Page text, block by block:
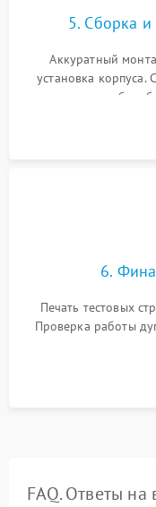
5. Сборка
Аккуратный
установка
счетчиков
обновление
6.
Печать тестовых
Проверка работы
качества запекания
изображения
FAQ. Ответы на